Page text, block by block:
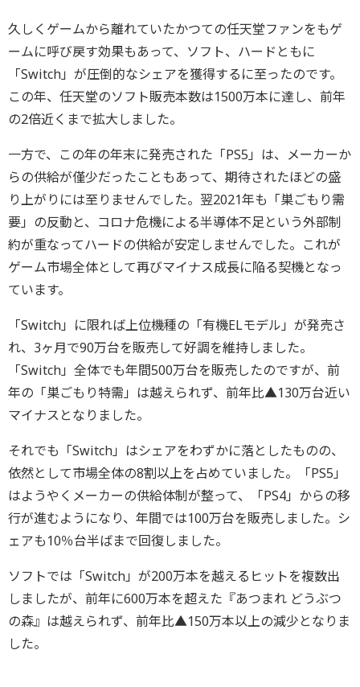
久しくゲームから離れていたかつての任天堂ファンをもゲ
ームに呼び戻す効果もあって、ソフト、ハードともに
「Switch」が圧倒的なシェアを獲得するに至ったのです。
この年、任天堂のソフト販売本数は1500万本に達し、前年
の2倍近くまで拡大しました。
一方で、この年の年末に発売された「PS5」は、メーカーか
らの供給が僅少だったこともあって、期待されたほどの盛
り上がりには至りませんでした。翌2021年も「巣ごもり需
要」の反動と、コロナ危機による半導体不足という外部制
約が重なってハードの供給が安定しませんでした。これが
ゲーム市場全体として再びマイナス成長に陥る契機となっ
ています。
「Switch」に限れば上位機種の「有機ELモデル」が発売さ
れ、3ヶ月で90万台を販売して好調を維持しました。
「Switch」全体でも年間500万台を販売したのですが、前
年の「巣ごもり特需」は越えられず、前年比▲130万台近い
マイナスとなりました。
それでも「Switch」はシェアをわずかに落としたものの、
依然として市場全体の8割以上を占めていました。「PS5」
はようやくメーカーの供給体制が整って、「PS4」からの移
行が進むようになり、年間では100万台を販売しました。シ
ェアも10％台半ばまで回復しました。
ソフトでは「Switch」が200万本を越えるヒットを複数出
しましたが、前年に600万本を超えた『あつまれ どうぶつ
の森』は越えられず、前年比▲150万本以上の減少となりま
した。